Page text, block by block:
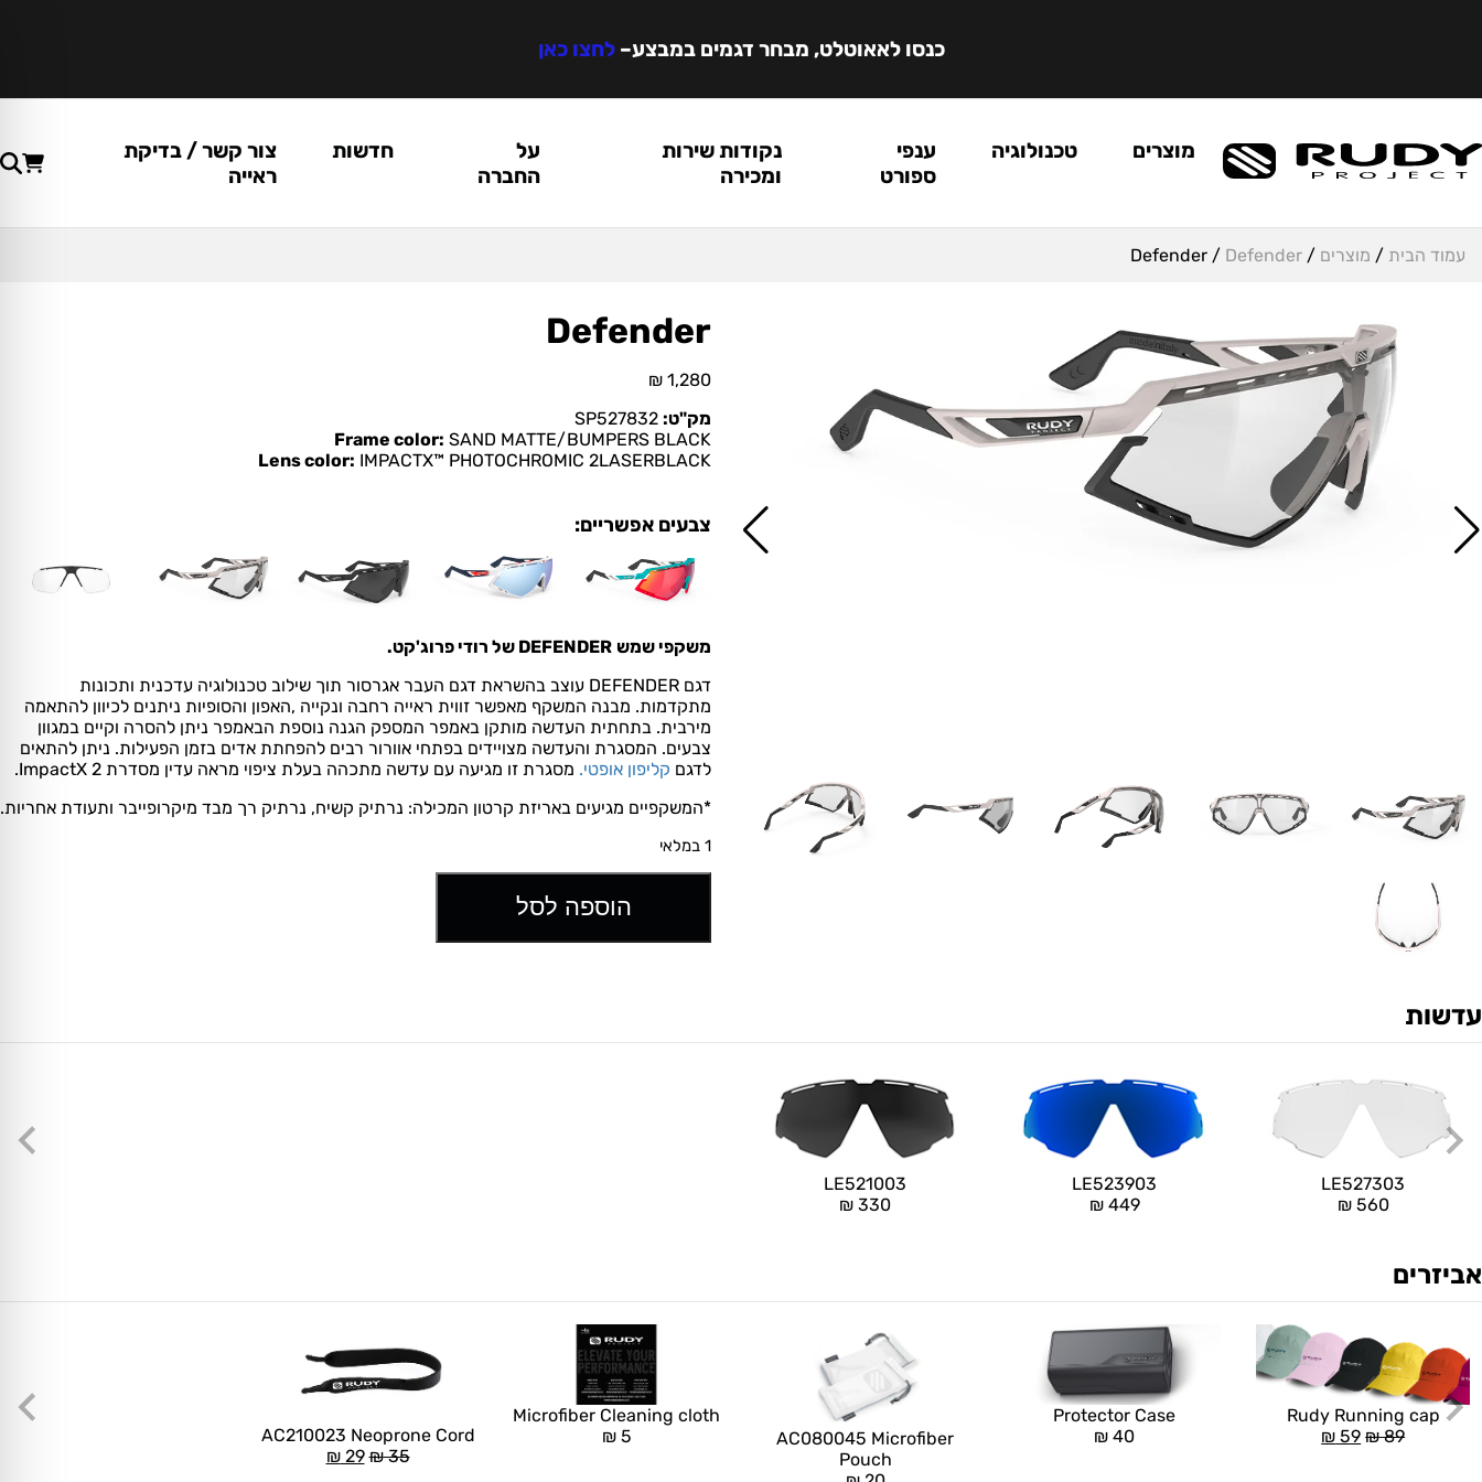
כנסו לאאוטלט, מבחר דגמים במבצע–לחצו כאן
מוצרים טכנולוגיה
ענפי
ספורט
נקודות שירות
ומכירה
על
החברה
חדשות
צור קשר / בדיקת
ראייה
עמוד הבית / מוצרים /
Defender
/ Defender
Defender
₪ 1,280
מק"ט:
Frame color: SAND MATTE/BUMPERS BLACK
Lens color: IMPACTX™ PHOTOCHROMIC 2LASERBLACK
צבעים אפשריים:
משקפי שמש DEFENDER של רודי פרוג'קט
.
דגם DEFENDER עוצב בהשראת דגם העבר אגרסור תוך שילוב טכנולוגיה עדכנית ותכונות
מתקדמות. מבנה המשקף מאפשר זווית ראייה רחבה ונקייה ,האפון והסופיות ניתנים לכיוון להתאמה
מירבית. בתחתית העדשה מותקן באמפר המספק הגנה נוספת הבאמפר ניתן להסרה וקיים במגוון
צבעים. המסגרת והעדשה מצויידים בפתחי אוורור רבים להפחתת אדים בזמן הפעילות. ניתן להתאים
לדגם קליפון אופטי. מסגרת זו מגיעה עם עדשה מתכהה בעלת ציפוי מראה עדין מסדרת ImpactX 2.
*המשקפיים מגיעים באריזת קרטון המכילה: נרתיק קשיח, נרתיק רך מבד מיקרופייבר ותעודת אחריות.
1 במלאי
הוספה לסל
עדשות
LE527303
₪560
LE523903
₪449
LE521003
₪ 330
אביזרים
Rudy Running cap
₪89
₪ 59
Protector Case
₪ 40
AC080045 Microfiber
Pouch
Microfiber Cleaning cloth
₪5
AC210023 Neoprone Cord
₪35
₪29